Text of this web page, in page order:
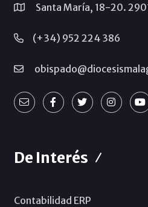
Santa María, 18-20.
(+34) 952 224 386
De Interés
Contabilidad ERP